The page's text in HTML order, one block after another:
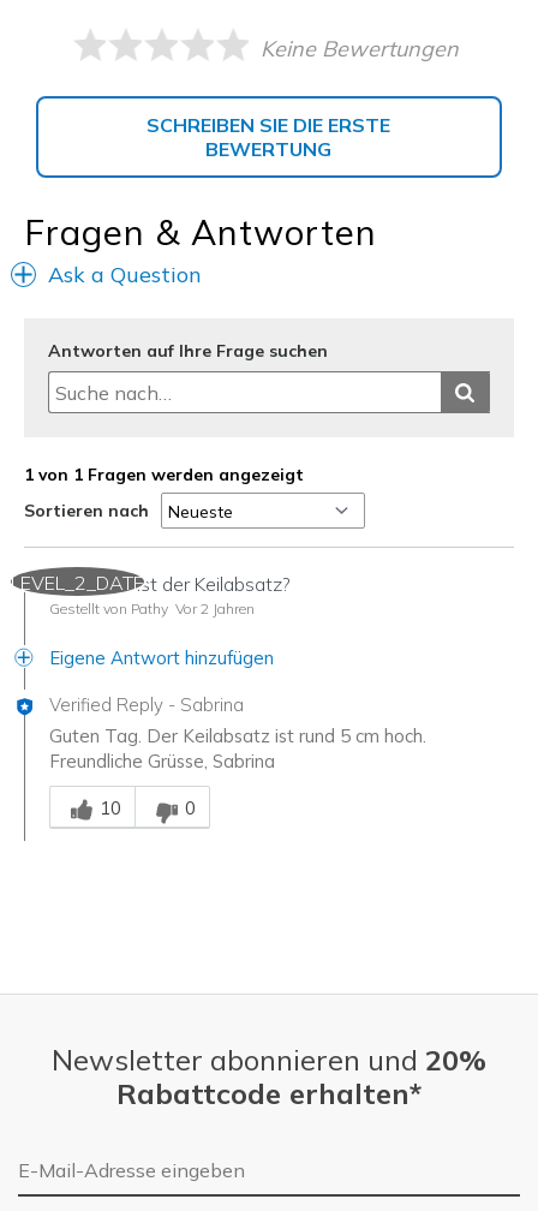
Keine Bewertungen
SCHREIBEN SIE DIE ERSTE
BEWERTUNG
Fragen & Antworten
Ask a Question
Antworten auf Ihre Frage suchen
1 von 1 Fragen werden angezeigt
Sortieren nach
LEVEL_2_DATE
Wie hoch ist der Keilabsatz?
Gestellt von Pathy Vor 2 Jahren
Eigene Antwort hinzufügen
Verified Reply - Sabrina
Guten Tag. Der Keilabsatz ist rund 5 cm hoch.
Freundliche Grüsse, Sabrina
Mitarbeiter-Gutachter
10
0
Newsletter abonnieren und 20%
Rabattcode erhalten*
E-Mail-Adresse